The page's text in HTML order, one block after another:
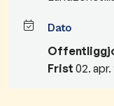
Dato
Frist 02.